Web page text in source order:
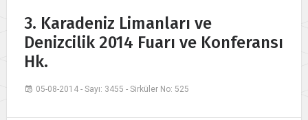
3. Karadeniz Limanları ve
Denizcilik 2014 Fuarı ve Konferansı
Hk.
05-08-2014 - Sayı: 3455 - Sirküler No: 525